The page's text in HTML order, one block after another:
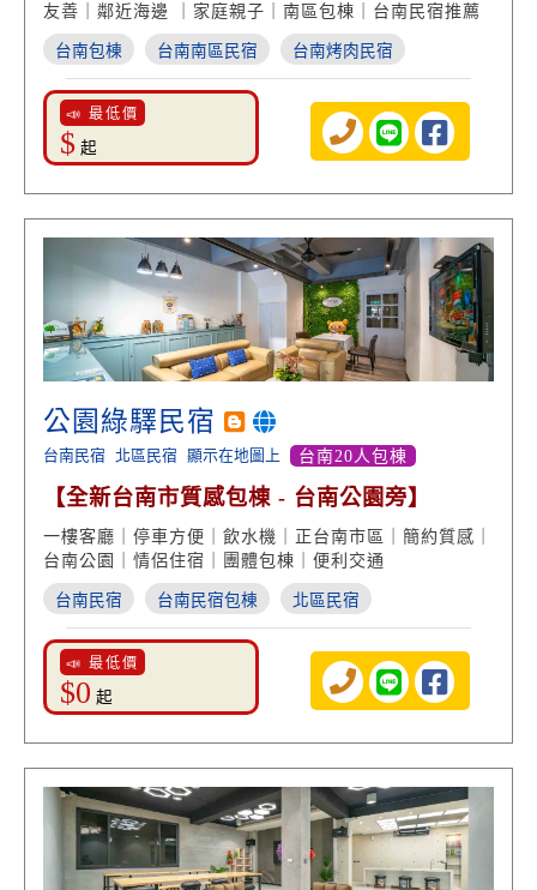
友善｜鄰近海邊 ｜家庭親子｜南區包棟｜台南民宿推薦
台南包棟 台南南區民宿 台南烤肉民宿
📣 最低價
$ 起
公園綠驛民宿
台南民宿 北區民宿 顯示在地圖上 台南20人包棟
【全新台南市質感包棟 - 台南公園旁】
一樓客廳｜停車方便｜飲水機｜正台南市區｜簡約質感｜
台南公園｜情侶住宿｜團體包棟｜便利交通
台南民宿 台南民宿包棟 北區民宿
📣 最低價
$0 起